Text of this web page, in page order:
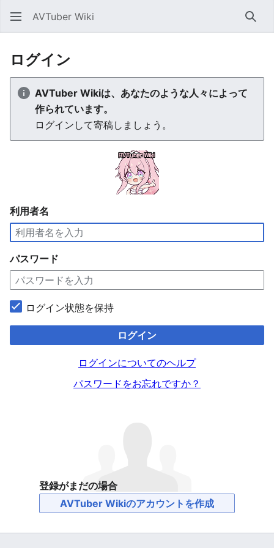
AVTuber Wiki 検索
ログイン
AVTuber Wikiは、あなたのような人々によって
作られています。
ログインして寄稿しましょう。
利用者名
パスワード
ログイン状態を保持
ログイン
ログインについてのヘルプ
パスワードをお忘れですか？
登録がまだの場合
AVTuber Wikiのアカウントを作成